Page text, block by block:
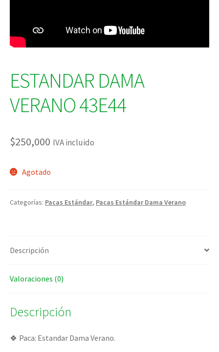
ESTANDAR DAMA
VERANO 43E44
$250,000 IVA incluido
Agotado
Categorías: Pacas Estándar, Pacas Estándar Dama Verano
Descripción
Valoraciones (0)
Descripción
🍀 Paca: Estandar Dama Verano.